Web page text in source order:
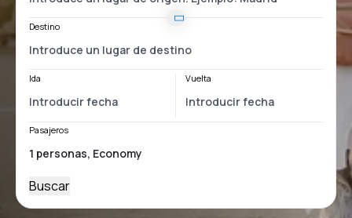
Destino
Ida Vuelta
Pasajeros
Buscar